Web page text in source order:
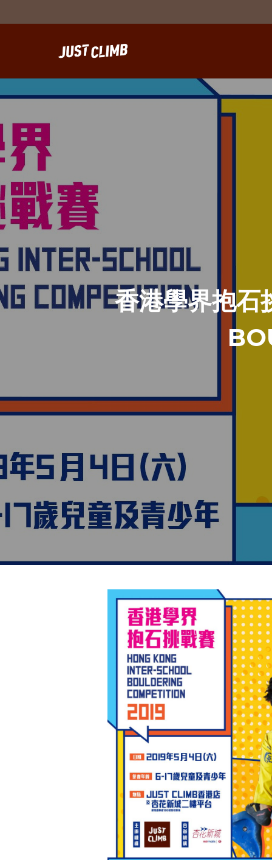
香港學界抱